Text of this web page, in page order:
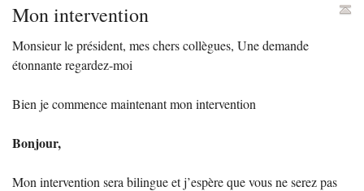
Mon intervention
Monsieur le président, mes chers collègues, Une demande
étonnante regardez-moi
Bien je commence maintenant mon intervention
Bonjour,
Mon intervention sera bilingue et j’espère que vous ne serez pas